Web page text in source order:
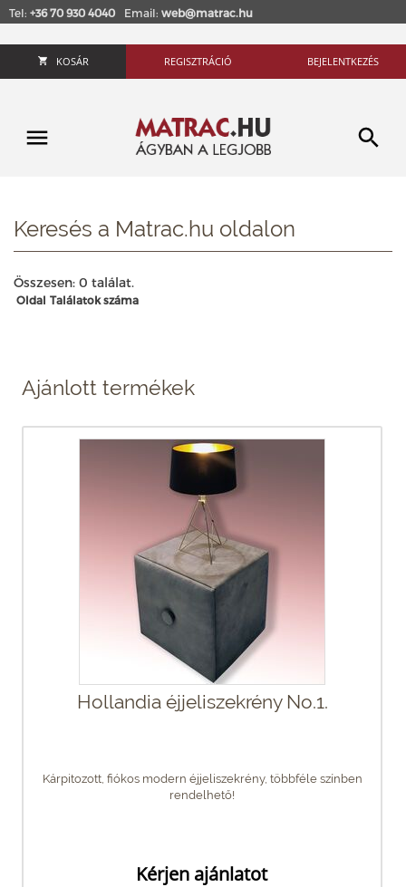
Tel: +36 70 930 4040 Email: web@matrac.hu
KOSÁR REGISZTRÁCIÓ BEJELENTKEZÉS
Keresés a Matrac.hu oldalon
Összesen: 0 találat.
Oldal Találatok száma
Ajánlott termékek
Hollandia éjjeliszekrény No.1.
Kárpitozott, fiókos modern éjjeliszekrény, többféle színben
rendelhető!
Kérjen ajánlatot